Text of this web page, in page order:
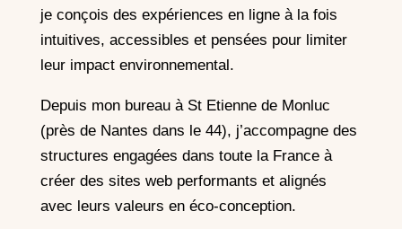
je conçois des expériences en ligne à la fois
intuitives, accessibles et pensées pour limiter
leur impact environnemental.
Depuis mon bureau à St Etienne de Monluc
(près de Nantes dans le 44), j’accompagne des
structures engagées dans toute la France à
créer des sites web performants et alignés
avec leurs valeurs en éco-conception.